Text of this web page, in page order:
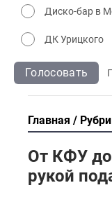
Диско-бар в
ДК Урицкого
Голосовать
Главная
От КФУ
рукой